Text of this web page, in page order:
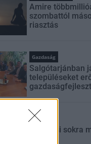
Amire
szombattól
riasztás
Gazdaság
Salgótarjánban
településeket
Aktuális
Sok kicsi sokra